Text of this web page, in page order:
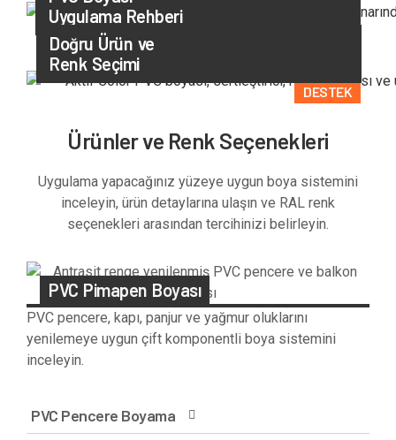
Uygulama Rehberi
DESTEK
Doğru Ürün ve
Renk Seçimi
Ürünler ve Renk Seçenekleri
Uygulama yapacağınız yüzeye uygun boya sistemini
inceleyin, ürün detaylarına ulaşın ve RAL renk
seçenekleri arasından tercihinizi belirleyin.
PVC Pimapen Boyası
PVC pencere, kapı, panjur ve yağmur oluklarını
yenilemeye uygun çift komponentli boya sistemini
inceleyin.
PVC Pencere Boyama